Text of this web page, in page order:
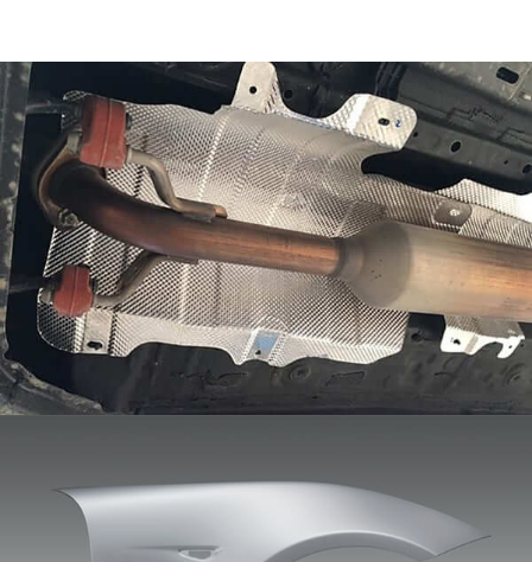
Hliníkový plech na blatník automobilu
Automobilové blatníky (nazývané aj listové panely
alebo blatníky) sú dôležitou súčasťou exteriéru
vozidla. Ich hlavnou funkciou je zakrytie kolies a
ochrana karosérie vozidla pred striekajúcim blatom,
vodná voda, piesku, a iné predmety.
Hliníkový list pre dvere auta
Hliníkový list pre dvere automobilu sa týka hliníkovej